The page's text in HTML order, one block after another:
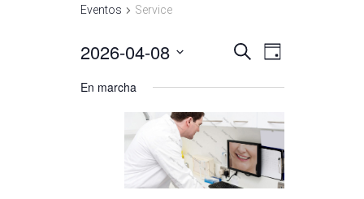
Eventos Service
Búsqueda
de
vistas
de
Eventos
BUSCARNavegación
de
DAY
2026-04-08
Seleccionar
En marcha